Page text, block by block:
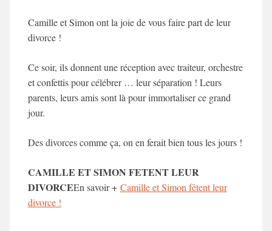
Camille et Simon ont la joie de vous faire part de leur
divorce !
Ce soir, ils donnent une réception avec traiteur, orchestre
et confettis pour célébrer … leur séparation ! Leurs
parents, leurs amis sont là pour immortaliser ce grand
jour.
Des divorces comme ça, on en ferait bien tous les jours !
CAMILLE ET SIMON FETENT LEUR
DIVORCEEn savoir + Camille et Simon fêtent leur
divorce !